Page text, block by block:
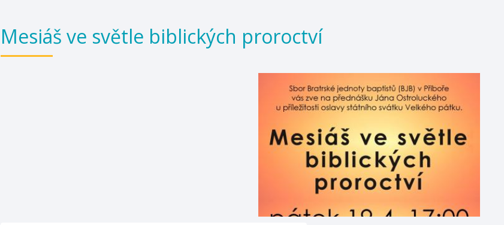
Mesiáš ve světle biblických proroctví